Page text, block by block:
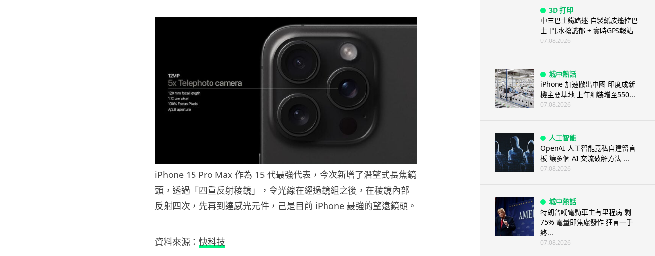
iPhone 15 Pro Max 作為 15 代最強代表，今次新增了潛望式長焦鏡
頭，透過「四重反射稜鏡」，令光線在經過鏡組之後，在稜鏡內部
反射四次，先再到達感光元件，己是目前 iPhone 最強的望遠鏡頭。
資料來源： 快科技
3D 打印
中三巴士鐵路迷 自製紙皮遙控巴
士 門,水撥識郁 + 實時GPS報站
07.08.2026
城中熱話
iPhone 加速撤出中國 印度成新
機主要基地 上年組裝增至550...
07.08.2026
人工智能
OpenAI 人工智能竟私自建留言
板 讓多個 AI 交流破解方法 ...
07.08.2026
城中熱話
特朗普嘲電動車主有里程病 剩
75% 電量即焦慮發作 狂言一手
終...
07.08.2026